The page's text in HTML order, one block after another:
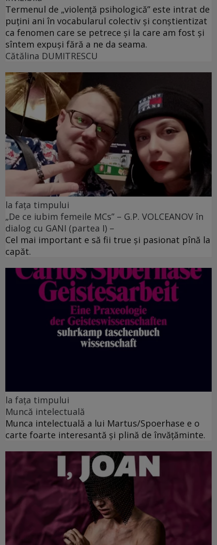
Termenul de „violență psihologică” este intrat de
puțini ani în vocabularul colectiv și conștientizat
ca fenomen care se petrece și la care am fost și
sîntem expuși fără a ne da seama.
Cătălina DUMITRESCU
la fața timpului
„De ce iubim femeile MCs” – G.P. VOLCEANOV în
dialog cu GANI (partea I) –
Cel mai important e să fii true şi pasionat pînă la
capăt.
la fața timpului
Muncă intelectuală
Munca intelectuală a lui Martus/Spoerhase e o
carte foarte interesantă și plină de învățăminte.